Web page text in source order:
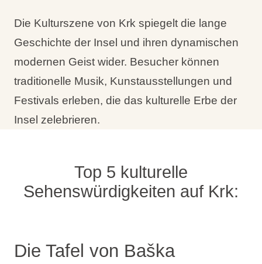
Die Kulturszene von Krk spiegelt die lange
Geschichte der Insel und ihren dynamischen
modernen Geist wider. Besucher können
traditionelle Musik, Kunstausstellungen und
Festivals erleben, die das kulturelle Erbe der
Insel zelebrieren.
Top 5 kulturelle
Sehenswürdigkeiten auf Krk:
Die Tafel von Baška